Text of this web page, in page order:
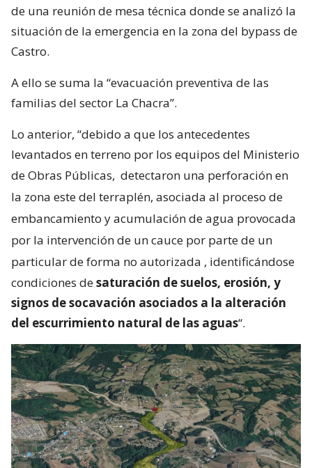
de una reunión de mesa técnica donde se analizó la
situación de la emergencia en la zona del bypass de
Castro.
A ello se suma la “evacuación preventiva de las
familias del sector La Chacra”.
Lo anterior, “debido a que los antecedentes
levantados en terreno por los equipos del Ministerio
de Obras Públicas, detectaron una perforación en
la zona este del terraplén, asociada al proceso de
embancamiento y acumulación de agua provocada
por la intervención de un cauce por parte de un
particular de forma no autorizada , identificándose
condiciones desaturación de suelos, erosión, y
signos de socavación asociados a la alteración
del escurrimiento natural de las aguas“.